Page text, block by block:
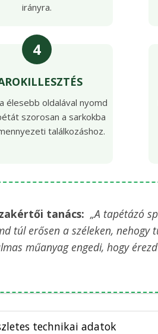
irányra.
4
élesebb oldalával nyomd
szorosan a sarkokba
találkozáshoz.
tanács: „A tapétázó
túl erősen a széleken, nehogy
műanyag engedi, hogy
technikai adatok